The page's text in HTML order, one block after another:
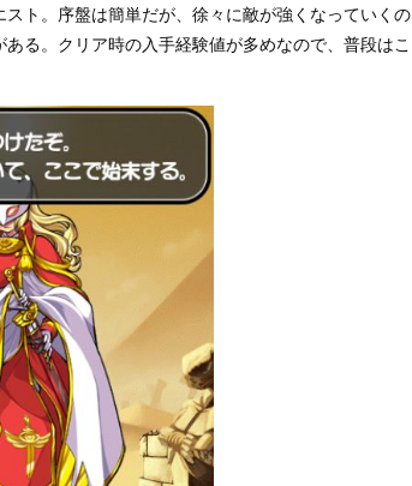
ト。序盤は簡単だが、徐々に敵が強くなっていくの
る。クリア時の入手経験値が多めなので、普段はこ